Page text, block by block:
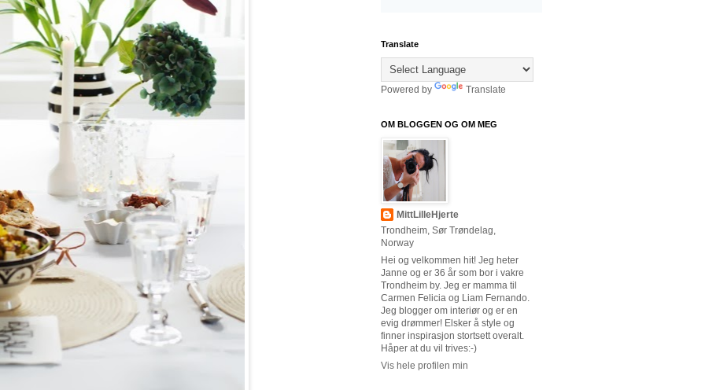
Translate
Powered by Translate
OM BLOGGEN OG OM MEG
MittLilleHjerte
Trondheim, Sør Trøndelag,
Norway
Hei og velkommen hit! Jeg heter
Janne og er 36 år som bor i vakre
Trondheim by. Jeg er mamma til
Carmen Felicia og Liam Fernando.
Jeg blogger om interiør og er en
evig drømmer! Elsker å style og
finner inspirasjon stortsett overalt.
Håper at du vil trives:-)
Vis hele profilen min